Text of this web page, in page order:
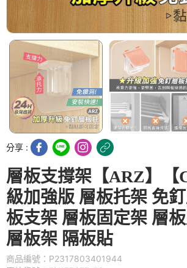
分享 :
層板支撐架【ARZ】【
級加強版 層板托架 免
板支架 層板固定架 層
層板架 隔板貼
商品編號：P2317803401944